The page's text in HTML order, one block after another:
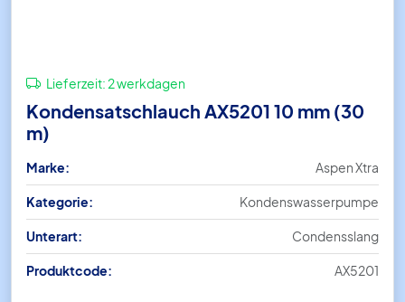
Lieferzeit:2 werkdagen
Kondensatschlauch AX5201 10 mm (30
m)
Marke: Aspen Xtra
Kategorie: Kondenswasserpumpe
Unterart: Condensslang
Produktcode: AX5201